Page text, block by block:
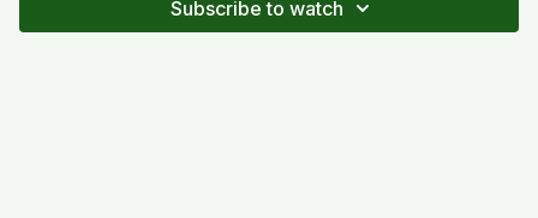
Subscribe to watch